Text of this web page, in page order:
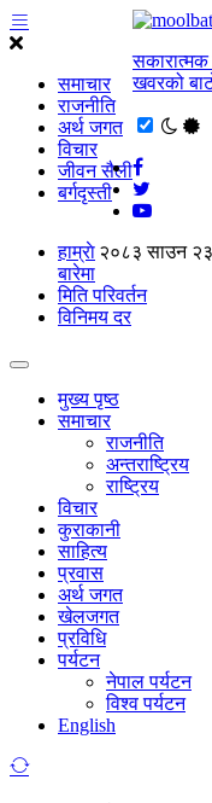
समाचार
राजनीति
अर्थ जगत
विचार
जीवन सैली
बर्गदृस्ती
सकारात्मक
खवरको
२०८३ साउन २३
हाम्राे
बारेमा
मिति परिवर्तन
विनिमय दर
मुख्य पृष्ठ
समाचार
राजनीति
अन्तराष्ट्रिय
राष्ट्रिय
विचार
कुराकानी
साहित्य
प्रवास
अर्थ जगत
खेलजगत
प्रविधि
पर्यटन
नेपाल पर्यटन
विश्व पर्यटन
English